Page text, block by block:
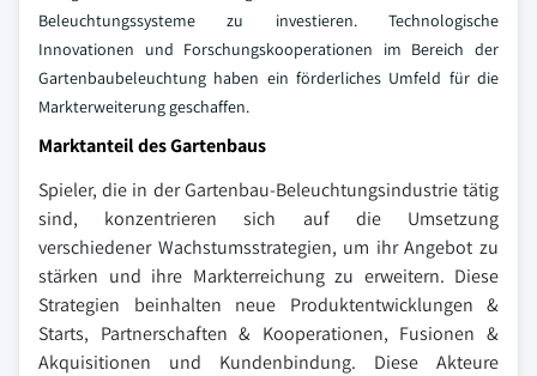
Beleuchtungssysteme zu investieren. Technologische
Innovationen und Forschungskooperationen im Bereich der
Gartenbaubeleuchtung haben ein förderliches Umfeld für die
Markterweiterung geschaffen.
Marktanteil des Gartenbaus
Spieler, die in der Gartenbau-Beleuchtungsindustrie tätig
sind, konzentrieren sich auf die Umsetzung
verschiedener Wachstumsstrategien, um ihr Angebot zu
stärken und ihre Markterreichung zu erweitern. Diese
Strategien beinhalten neue Produktentwicklungen &
Starts, Partnerschaften & Kooperationen, Fusionen &
Akquisitionen und Kundenbindung. Diese Akteure